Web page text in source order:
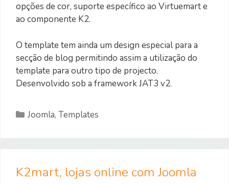
opções de cor, suporte específico ao Virtuemart e
ao componente K2.
O template tem ainda um design especial para a
secção de blog permitindo assim a utilização do
template para outro tipo de projecto.
Desenvolvido sob a framework JAT3 v2.
Categorias
Joomla,Templates
K2mart, lojas online com Joomla